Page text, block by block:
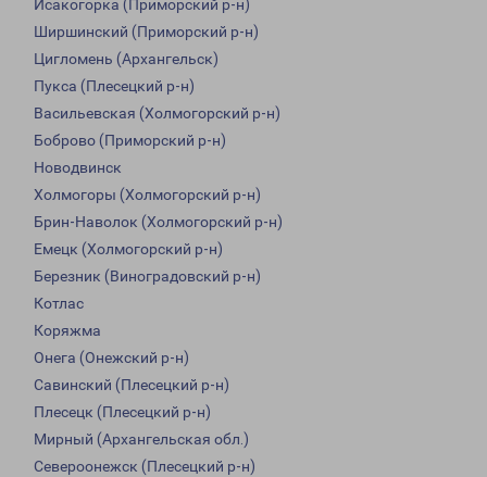
Исакогорка (Приморский р-н)
Ширшинский (Приморский р-н)
Цигломень (Архангельск)
Пукса (Плесецкий р-н)
Васильевская (Холмогорский р-н)
Боброво (Приморский р-н)
Новодвинск
Холмогоры (Холмогорский р-н)
Брин-Наволок (Холмогорский р-н)
Емецк (Холмогорский р-н)
Березник (Виноградовский р-н)
Котлас
Коряжма
Онега (Онежский р-н)
Савинский (Плесецкий р-н)
Плесецк (Плесецкий р-н)
Мирный (Архангельская обл.)
Североонежск (Плесецкий р-н)